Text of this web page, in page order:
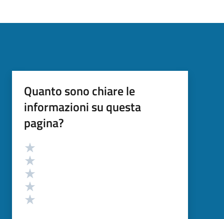
Quanto sono chiare le
informazioni su questa
pagina?
Valutazione